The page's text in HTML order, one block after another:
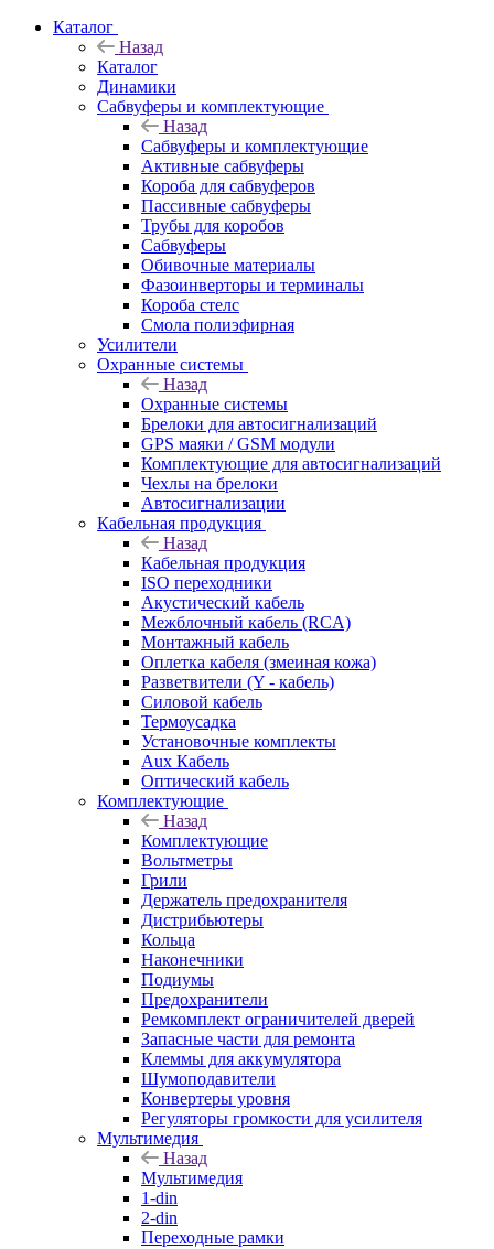
Каталог
Назад
Каталог
Динамики
Сабвуферы и комплектующие
Назад
Сабвуферы и комплектующие
Активные сабвуферы
Короба для сабвуферов
Пассивные сабвуферы
Трубы для коробов
Сабвуферы
Обивочные материалы
Фазоинверторы и терминалы
Короба стелс
Смола полиэфирная
Усилители
Охранные системы
Назад
Охранные системы
Брелоки для автосигнализаций
GPS маяки / GSM модули
Комплектующие для автосигнализаций
Чехлы на брелоки
Автосигнализации
Кабельная продукция
Назад
Кабельная продукция
ISO переходники
Акустический кабель
Межблочный кабель (RCA)
Монтажный кабель
Оплетка кабеля (змеиная кожа)
Разветвители (Y - кабель)
Силовой кабель
Термоусадка
Установочные комплекты
Aux Кабель
Оптический кабель
Комплектующие
Назад
Комплектующие
Вольтметры
Грили
Держатель предохранителя
Дистрибьютеры
Кольца
Наконечники
Подиумы
Предохранители
Ремкомплект ограничителей дверей
Запасные части для ремонта
Клеммы для аккумулятора
Шумоподавители
Конвертеры уровня
Регуляторы громкости для усилителя
Мультимедия
Назад
Мультимедия
1-din
2-din
Переходные рамки